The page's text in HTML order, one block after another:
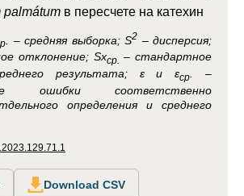
palmátum в пересчете на катехин
. – средняя выборка; S2 – дисперсия;
отклонение; Sxср.
– стандартное
результата; ε и εср. –
ошибки соответственно
определения и среднего
Download CSV